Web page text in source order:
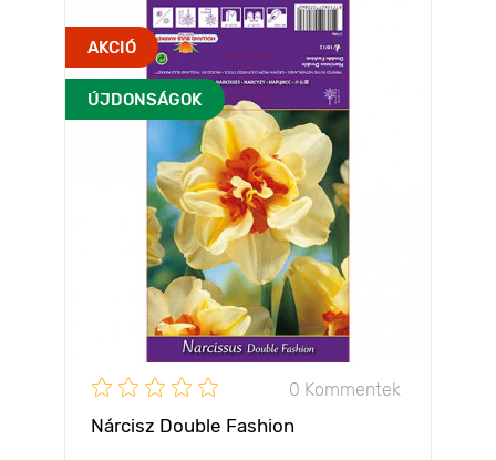
AKCIÓ
ÚJDONSÁGOK
0 Kommentek
Nárcisz Double Fashion